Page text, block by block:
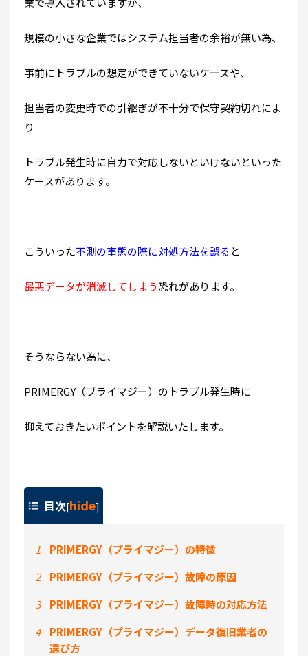
規模の小さな企業ではシステム担当者の余裕が無い為、
事前にトラブルの想定ができていないケースや、
担当者の変更時での引継ぎが不十分で保守契約切れによ
り
トラブル発生時に自力で対応しないといけないといった
ケースがあります。
こういった不測の事態の際に対処方法を誤る と
最悪データが消滅してしまう恐れがあります。
そうならない為に、
PRIMERGY（プライマジー）のトラブル発生時に
抑えておきたいポイントを解説いたします。
目次[hide]
1
PRIMERGY（プライマジー）の特徴
2
PRIMERGY（プライマジー）故障の原因
3
PRIMERGY（プライマジー）故障時の対応方法
4
PRIMERGY（プライマジー）データ復旧業者の
選び方